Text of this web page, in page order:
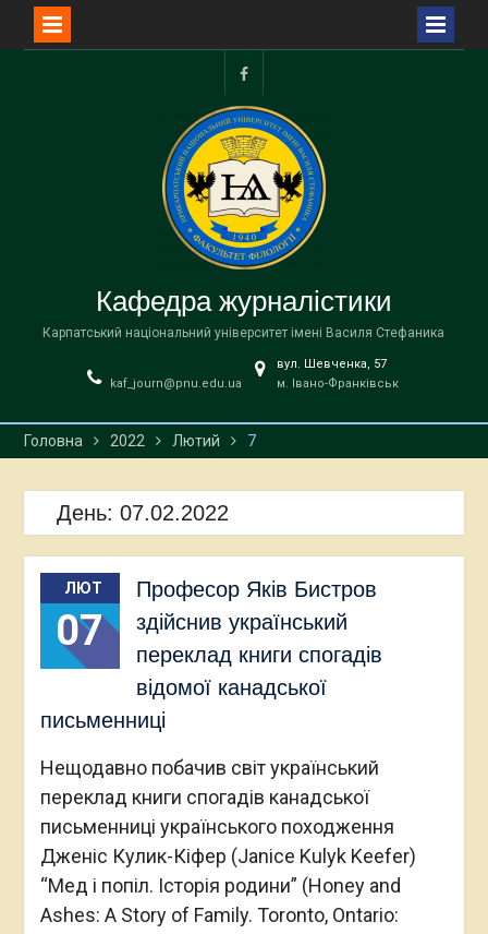
facebook
Кафедра журналістики
Карпатський національний університет імені Василя Стефаника
kaf_journ@pnu.edu.ua
вул. Шевченка, 57
м. Івано-Франківськ
Головна 2022 Лютий 7
День: 07.02.2022
ЛЮТ
07
Професор Яків Бистров
здійснив український
переклад книги спогадів
відомої канадської
письменниці
Нещодавно побачив світ український
переклад книги спогадів канадської
письменниці українського походження
Дженіс Кулик-Кіфер (Janice Kulyk Keefer)
“Мед і попіл. Історія родини” (Honey and
Ashes: A Story of Family. Toronto, Ontario: